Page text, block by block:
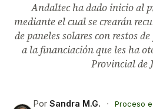
Andaltec ha dado inicio al
mediante el cual se crearán
de paneles solares con restos
a la financiación que les ha
Provincial de
Por Sandra M.G. ·
Proceso